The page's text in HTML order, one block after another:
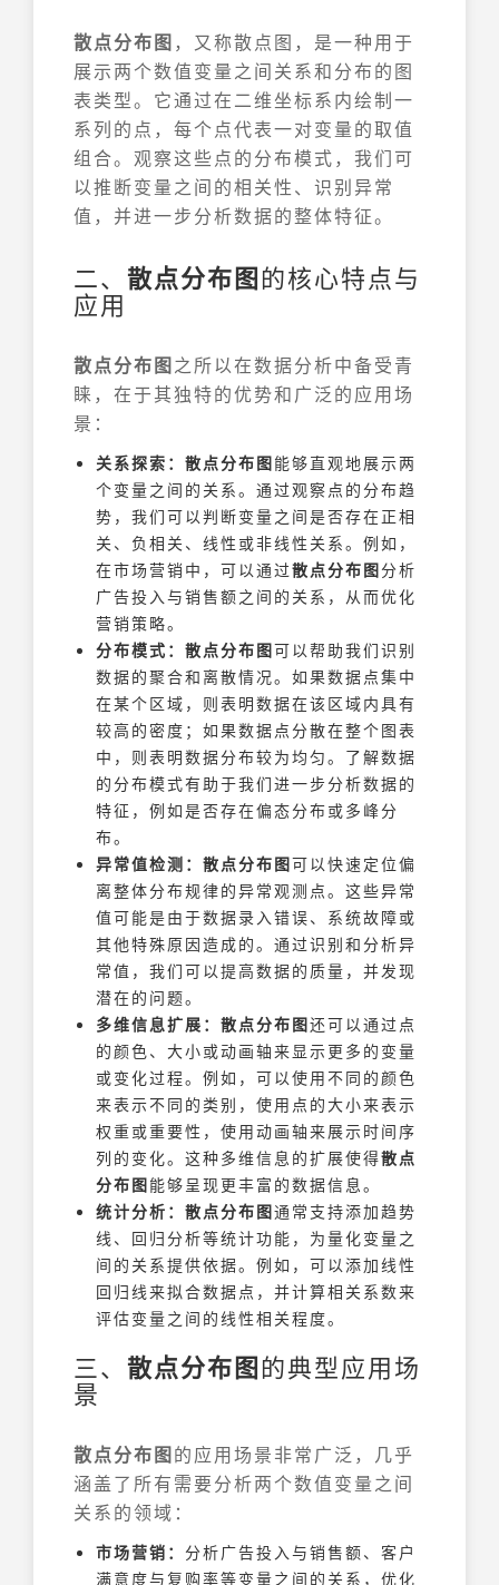
散点分布图 ，又称散点图，是一种用于
展示两个数值变量之间关系和分布的图
表类型。它通过在二维坐标系内绘制一
系列的点，每个点代表一对变量的取值
组合。观察这些点的分布模式，我们可
以推断变量之间的相关性、识别异常
值，并进一步分析数据的整体特征。
二、 散点分布图的核心特点与
应用
散点分布图之所以在数据分析中备受青
睐，在于其独特的优势和广泛的应用场
景：
关系探索： 散点分布图能够直观地展示两
个变量之间的关系。通过观察点的分布趋
势，我们可以判断变量之间是否存在正相
关、负相关、线性或非线性关系。例如，
在市场营销中，可以通过散点分布图分析
广告投入与销售额之间的关系，从而优化
营销策略。
分布模式： 散点分布图可以帮助我们识别
数据的聚合和离散情况。如果数据点集中
在某个区域，则表明数据在该区域内具有
较高的密度；如果数据点分散在整个图表
中，则表明数据分布较为均匀。了解数据
的分布模式有助于我们进一步分析数据的
特征，例如是否存在偏态分布或多峰分
布。
异常值检测： 散点分布图可以快速定位偏
离整体分布规律的异常观测点。这些异常
值可能是由于数据录入错误、系统故障或
其他特殊原因造成的。通过识别和分析异
常值，我们可以提高数据的质量，并发现
潜在的问题。
多维信息扩展： 散点分布图还可以通过点
的颜色、大小或动画轴来显示更多的变量
或变化过程。例如，可以使用不同的颜色
来表示不同的类别，使用点的大小来表示
权重或重要性，使用动画轴来展示时间序
列的变化。这种多维信息的扩展使得散点
分布图能够呈现更丰富的数据信息。
统计分析： 散点分布图通常支持添加趋势
线、回归分析等统计功能，为量化变量之
间的关系提供依据。例如，可以添加线性
回归线来拟合数据点，并计算相关系数来
评估变量之间的线性相关程度。
三、 散点分布图的典型应用场
景
散点分布图的应用场景非常广泛，几乎
涵盖了所有需要分析两个数值变量之间
关系的领域：
市场营销： 分析广告投入与销售额、客户
满意度与复购率等变量之间的关系，优化